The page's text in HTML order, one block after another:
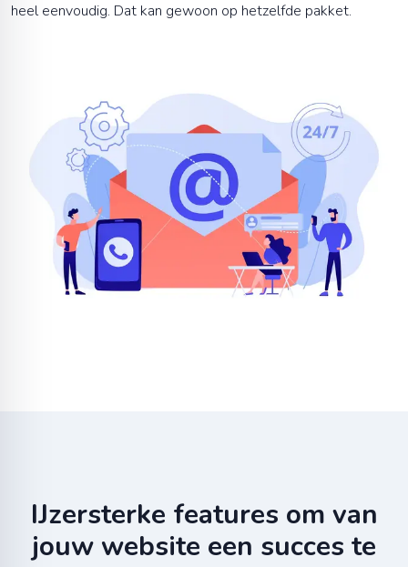
heel eenvoudig. Dat kan gewoon op hetzelfde pakket.
IJzersterke features om van
jouw website een succes te